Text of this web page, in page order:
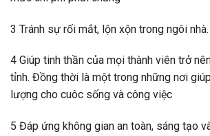
3 Tránh sự rối mắt, lộn xộn trong ngôi nhà.
4 Giúp tinh thần của mọi thành viên trở
tỉnh. Đồng thời là một trong những nơi
lượng cho cuôc sống và công việc
5 Đáp ứng không gian an toàn, sáng tạo